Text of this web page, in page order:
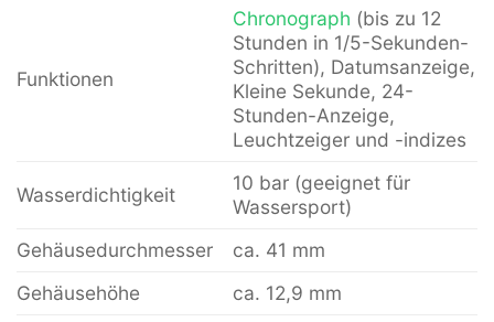
Funktionen
Chronograph (bis zu 12
Stunden in 1/5-Sekunden-
Schritten), Datumsanzeige,
Kleine Sekunde, 24-
Stunden-Anzeige,
Leuchtzeiger und -indizes
Wasserdichtigkeit
10 bar (geeignet für
Wassersport)
Gehäusedurchmesser
ca. 41 mm
Gehäusehöhe
ca. 12,9 mm